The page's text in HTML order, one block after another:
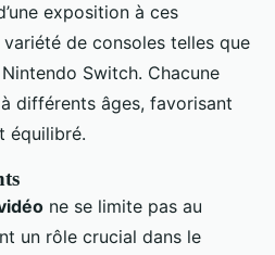
exposition à ces
de consoles telles que
Switch. Chacune
différents âges, favorisant
équilibré.
ne se limite pas au
un rôle crucial dans le